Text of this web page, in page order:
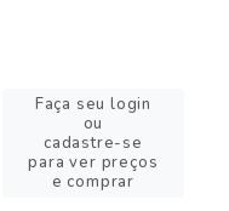
Faça seu login
ou
cadastre-se
para ver preços
e comprar